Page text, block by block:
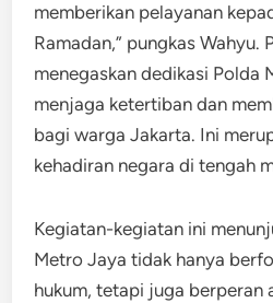
memberikan pelayanan
Ramadan,” pungkas Wahyu.
menegaskan dedikasi Polda
menjaga ketertiban dan
bagi warga Jakarta. Ini
kehadiran negara di tengah
Kegiatan-kegiatan ini
Metro Jaya tidak hanya
hukum, tetapi juga berperan